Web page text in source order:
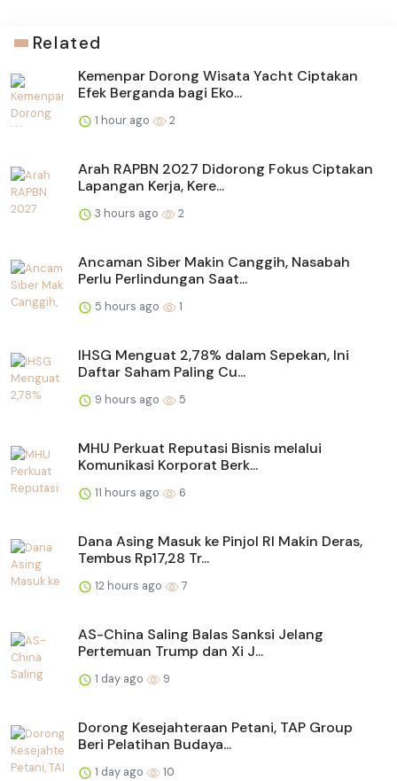
Related
Kemenpar Dorong Wisata Yacht Ciptakan
Efek Berganda bagi Eko...
1 hour ago 2
Arah RAPBN 2027 Didorong Fokus Ciptakan
Lapangan Kerja, Kere...
3 hours ago 2
Ancaman Siber Makin Canggih, Nasabah
Perlu Perlindungan Saat...
5 hours ago 1
IHSG Menguat 2,78% dalam Sepekan, Ini
Daftar Saham Paling Cu...
9 hours ago 5
MHU Perkuat Reputasi Bisnis melalui
Komunikasi Korporat Berk...
11 hours ago 6
Dana Asing Masuk ke Pinjol RI Makin Deras,
Tembus Rp17,28 Tr...
12 hours ago 7
AS-China Saling Balas Sanksi Jelang
Pertemuan Trump dan Xi J...
1 day ago 9
Dorong Kesejahteraan Petani, TAP Group
Beri Pelatihan Budaya...
1 day ago 10